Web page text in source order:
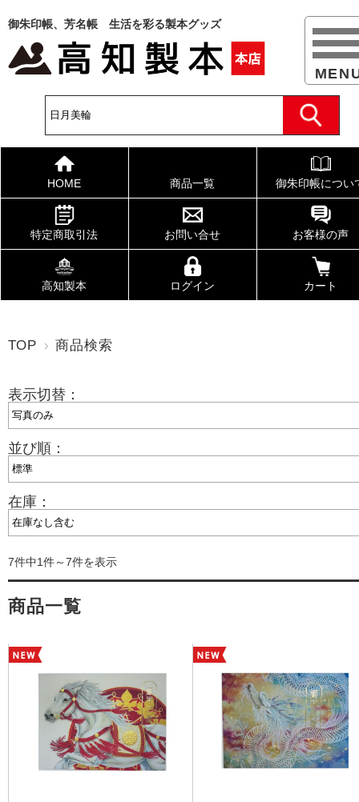
御朱印帳、芳名帳 生活を彩る製本グッズ
HOME 商品一覧 御朱印帳につい
特定商取引法 お問い合せ お客様の声
高知製本 ログイン カート
TOP 商品検索
表示切替：
並び順：
在庫：
7件中1件～7件を表示
商品一覧